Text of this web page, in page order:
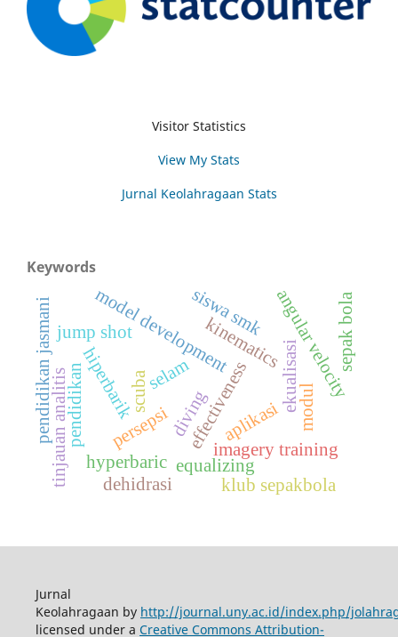
Visitor Statistics
View My Stats
Jurnal Keolahragaan Stats
Keywords
effectiveness
selam
model development
imagery training
aplikasi
persepsi
equalizing
hyperbaric
scuba diving
ekualisasi
hiperbarik
jump shot kinematicsangular velocity
pendidikan
pendidikan jasmani sepak bola
modul
siswa smk
klub sepakbola
tinjauan analitis dehidrasi
Jurnal
Keolahragaan by http://journal.uny.ac.id/index.php/
licensed under a Creative Commons Attribution-